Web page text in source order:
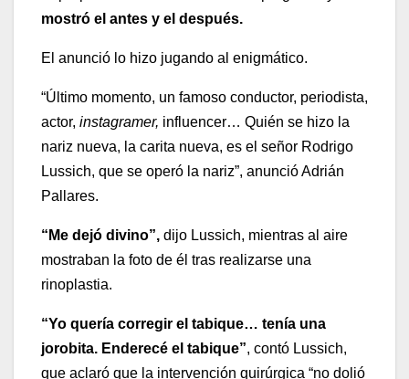
mostró el antes y el después.
El anunció lo hizo jugando al enigmático.
“Último momento, un famoso conductor, periodista,
actor, instagramer, influencer… Quién se hizo la
nariz nueva, la carita nueva, es el señor Rodrigo
Lussich, que se operó la nariz”, anunció Adrián
Pallares.
“Me dejó divino”, dijo Lussich, mientras al aire
mostraban la foto de él tras realizarse una
rinoplastia.
“Yo quería corregir el tabique… tenía una
jorobita. Enderecé el tabique”, contó Lussich,
que aclaró que la intervención quirúrgica “no dolió